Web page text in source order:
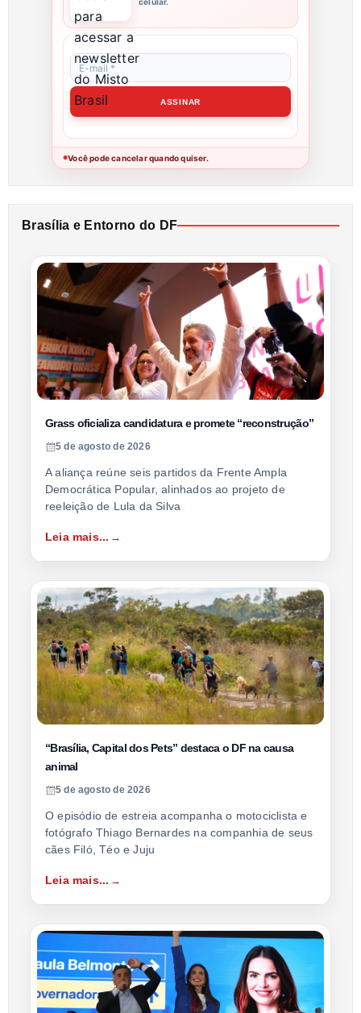
●Você pode cancelar quando quiser.
Brasília e Entorno do DF
Grass oficializa candidatura e promete “reconstrução”
5 de agosto de 2026
A aliança reúne seis partidos da Frente Ampla
Democrática Popular, alinhados ao projeto de
reeleição de Lula da Silva
Leia mais...
“Brasília, Capital dos Pets” destaca o DF na causa
animal
5 de agosto de 2026
O episódio de estreia acompanha o motociclista e
fotógrafo Thiago Bernardes na companhia de seus
cães Filó, Téo e Juju
Leia mais...